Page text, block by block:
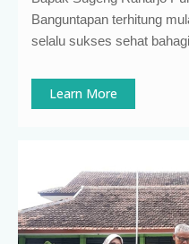
Banguntapan terhitung
selalu sukses sehat
Learn More